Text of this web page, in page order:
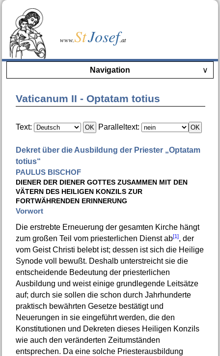
www.StJosef.at
Navigation ∨
Vaticanum II - Optatam totius
Text: Paralleltext:
Dekret über die Ausbildung der Priester „Optatam
totius“
PAULUS BISCHOF
DIENER DER DIENER GOTTES ZUSAMMEN MIT DEN
VÄTERN DES HEILIGEN KONZILS ZUR
FORTWÄHRENDEN ERINNERUNG
Vorwort
Die erstrebte Erneuerung der gesamten Kirche hängt
zum großen Teil vom priesterlichen Dienst ab[1], der
vom Geist Christi belebt ist; dessen ist sich die Heilige
Synode voll bewußt. Deshalb unterstreicht sie die
entscheidende Bedeutung der priesterlichen
Ausbildung und weist einige grundlegende Leitsätze
auf; durch sie sollen die schon durch Jahrhunderte
praktisch bewährten Gesetze bestätigt und
Neuerungen in sie eingeführt werden, die den
Konstitutionen und Dekreten dieses Heiligen Konzils
wie auch den veränderten Zeitumständen
entsprechen. Da eine solche Priesterausbildung